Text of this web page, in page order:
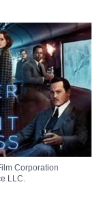
Corporation
LLC.